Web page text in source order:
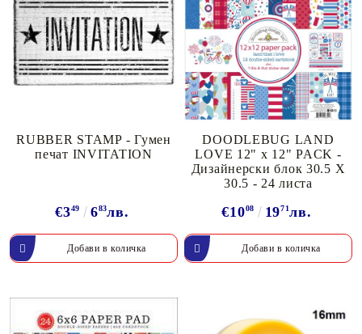
RUBBER STAMP - Гумен
печат INVITATION
€349 683лв.
DOODLEBUG LAND
LOVE 12" x 12" PACK -
Дизайнерски блок 30.5 X
30.5 - 24 листа
€1008 1971лв.